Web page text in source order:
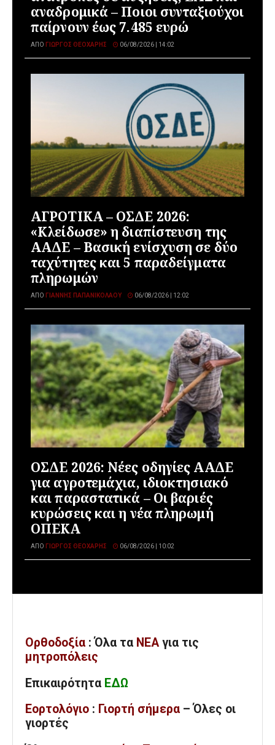
αναδρομικά – Ποιοι συνταξιούχοι
παίρνουν έως 7.485 ευρώ
ΑΠΌ ΓΙΏΡΓΟΣ ΘΕΟΧΆΡΗΣ 06/08/2026 | 14:02
ΑΓΡΟΤΙΚΑ – ΟΣΔΕ 2026:
«Κλείδωσε» η διαπίστευση της
ΑΑΔΕ – Βασική ενίσχυση σε δύο
ταχύτητες και 5 παραδείγματα
πληρωμών
ΑΠΌ ΓΙΆΝΝΗΣ ΠΑΠΑΝΙΚΟΛΆΟΥ 06/08/2026 | 12:02
ΟΣΔΕ 2026: Νέες οδηγίες ΑΑΔΕ
για αγροτεμάχια, ιδιοκτησιακό
και παραστατικά – Οι βαριές
κυρώσεις και η νέα πληρωμή
ΟΠΕΚΑ
ΑΠΌ ΓΙΏΡΓΟΣ ΘΕΟΧΆΡΗΣ 06/08/2026 | 10:02
Ορθοδοξία : Όλα τα ΝΕΑ για τις
μητροπόλεις
Επικαιρότητα ΕΔΩ
Εορτολόγιο : Γιορτή σήμερα – Όλες οι
γιορτές